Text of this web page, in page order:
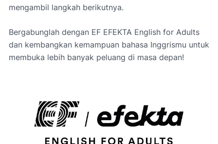
mengambil langkah berikutnya.
Bergabunglah dengan EF EFEKTA English for Adults
dan kembangkan kemampuan bahasa Inggrismu untuk
membuka lebih banyak peluang di masa depan!